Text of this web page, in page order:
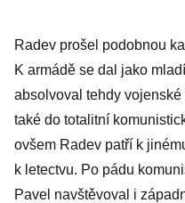
Radev prošel podobnou
K armádě se dal jako
absolvoval tehdy vojenské
také do totalitní
ovšem Radev patří k
k letectvu. Po pádu
Pavel navštěvoval i